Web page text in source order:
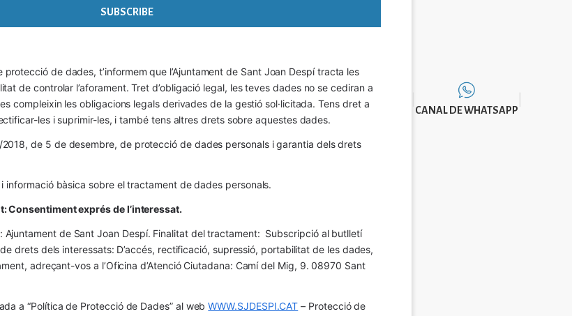
protecció de dades, t’informem que l’Ajuntament de Sant Joan Despí tracta les
de controlar l’aforament. Tret d’obligació legal, les teves dades no se cediran a
compleixin les obligacions legals derivades de la gestió sol·licitada. Tens dret a
les i suprimir-les, i també tens altres drets sobre aquestes dades.
2018, de 5 de desembre, de protecció de dades personals i garantia dels drets
informació bàsica sobre el tractament de dades personals.
Consentiment exprés de l’interessat.
Ajuntament de Sant Joan Despí. Finalitat del tractament:  Subscripció al butlletí
drets dels interessats: D’accés, rectificació, supressió, portabilitat de les dades,
adreçant-vos a l’Oficina d’Atenció Ciutadana: Camí del Mig, 9. 08970 Sant
a “Política de Protecció de Dades” al web WWW.SJDESPI.CAT – Protecció de
CANAL DE WHATSAPP